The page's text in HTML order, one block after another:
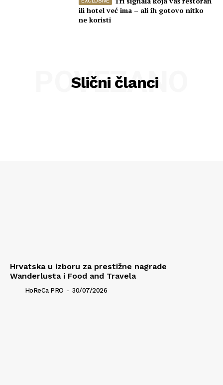
ili hotel već ima – ali ih gotovo nitko
ne koristi
Slični članci
POVEZANO
Hrvatska u izboru za prestižne nagrade
Wanderlusta i Food and Travela
HoReCa PRO - 30/07/2026